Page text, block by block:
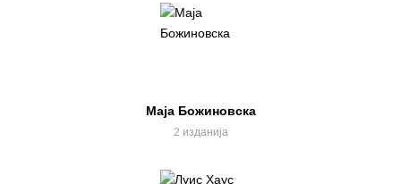
Маја Божиновска
2 изданија